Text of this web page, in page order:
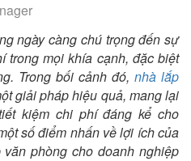
ngày càng chú trọng đến sự
trong mọi khía cạnh, đặc biệt
Trong bối cảnh đó, nhà lắp
giải pháp hiệu quả, mang lại
kiệm chi phí đáng kể cho
số điểm nhấn về lợi ích của
phòng cho doanh nghiệp